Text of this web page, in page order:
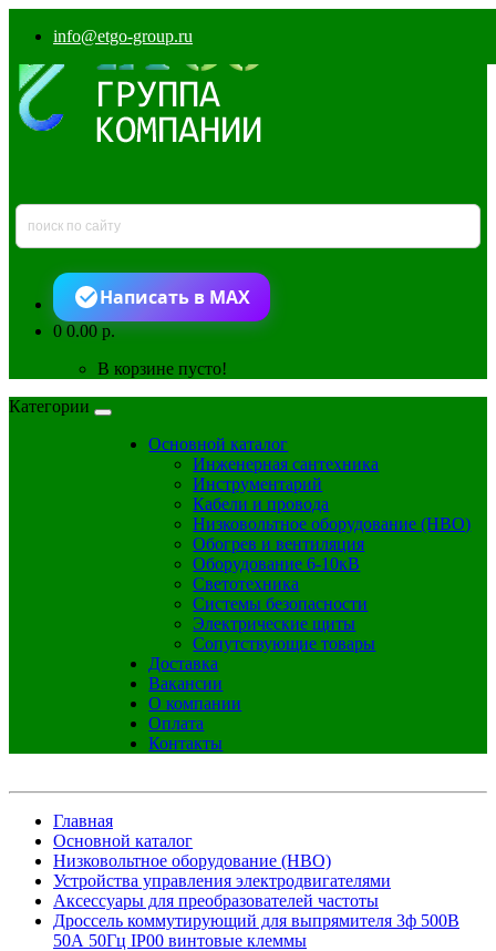
info@etgo-group.ru
Написать в MAX
00.00 р.
В корзине пусто!
Категории
Основной каталог
Инженерная сантехника
Инструментарий
Кабели и провода
Низковольтное оборудование (НВО)
Обогрев и вентиляция
Оборудование 6-10кВ
Светотехника
Системы безопасности
Электрические щиты
Сопутствующие товары
Доставка
Вакансии
О компании
Оплата
Контакты
Главная
Основной каталог
Низковольтное оборудование (НВО)
Устройства управления электродвигателями
Аксессуары для преобразователей частоты
Дроссель коммутирующий для выпрямителя 3ф 500В
50А 50Гц IP00 винтовые клеммы